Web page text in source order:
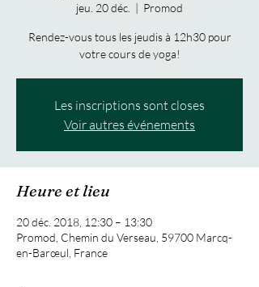
jeu. 20 déc.
  |
Promod
Rendez-vous tous les jeudis à 12h30 pour
votre cours de yoga!
Les inscriptions sont closes
Voir autres événements
Heure et lieu
20 déc. 2018, 12:30 – 13:30
Promod, Chemin du Verseau, 59700 Marcq-
en-Barœul, France